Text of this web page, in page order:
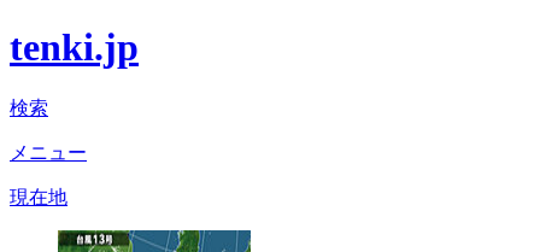
tenki.jp
検索
メニュー
現在地